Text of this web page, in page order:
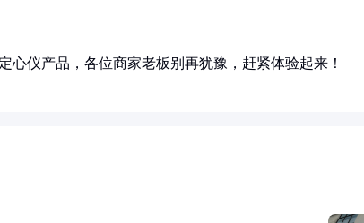
心仪产品，各位商家老板别再犹豫，赶紧体验起来！